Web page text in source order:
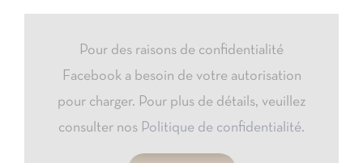
Pour des raisons de confidentialité
Facebook a besoin de votre autorisation
pour charger. Pour plus de détails, veuillez
consulter nos Politique de confidentialité.